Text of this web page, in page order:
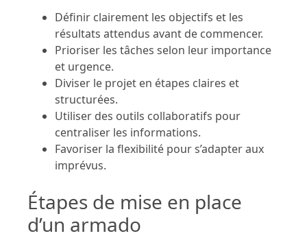
Définir clairement les objectifs et les
résultats attendus avant de commencer.
Prioriser les tâches selon leur importance
et urgence.
Diviser le projet en étapes claires et
structurées.
Utiliser des outils collaboratifs pour
centraliser les informations.
Favoriser la flexibilité pour s’adapter aux
imprévus.
Étapes de mise en place
d’un armado